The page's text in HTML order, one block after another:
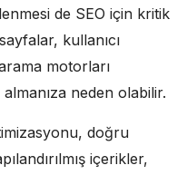
de SEO için kritik
kullanıcı
motorları
neden olabilir.
doğru
içerikler,